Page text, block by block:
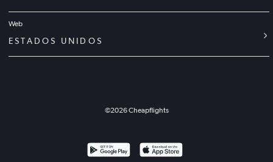
Web
ESTADOS UNIDOS
©2026Cheapflights